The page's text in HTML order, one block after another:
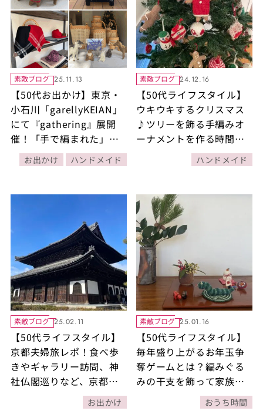
素敵ブログ 25.11.13
【50代お出かけ】東京・
小石川「garellyKEIAN」
にて『gathering』展開
催！「手で編まれた」可
愛い「編みぐるみ」「カ
ゴ」「ストール」etc.欲
い！
お出かけ ハンドメイド
素敵ブログ 24.12.16
【50代ライフスタイル】
ウキウキするクリスマス
♪ツリーを飾る手編みオ
ーナメントを作る時間は
至福のひととき！ハンドメイド
素敵ブログ 25.02.11
【50代ライフスタイル】
京都夫婦旅レポ！食べ歩
きやギャラリー訪問、神
社仏閣巡りなど、京都に
行ったら訪れたい場所が
お出かけ
素敵ブログ 25.01.16
【50代ライフスタイル】
毎年盛り上がるお年玉争
奪ゲームとは？編みぐる
みの干支を飾って家族で
楽しく過ごすお正月をレ
おうち時間